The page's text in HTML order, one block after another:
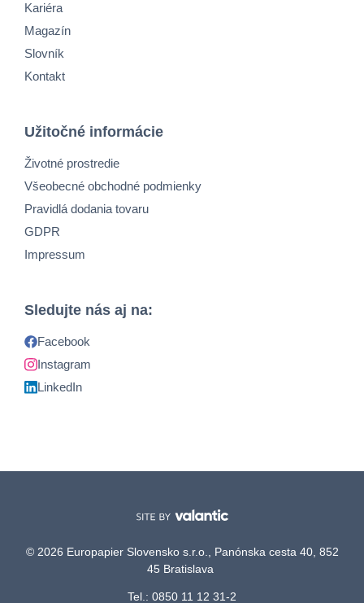
Kariéra
Magazín
Slovník
Kontakt
Užitočné informácie
Životné prostredie
Všeobecné obchodné podmienky
Pravidlá dodania tovaru
GDPR
Impressum
Sledujte nás aj na:
Facebook
Instagram
LinkedIn
© 2026 Europapier Slovensko s.r.o., Panónska cesta 40, 852
45 Bratislava
Tel.: 0850 11 12 31-2